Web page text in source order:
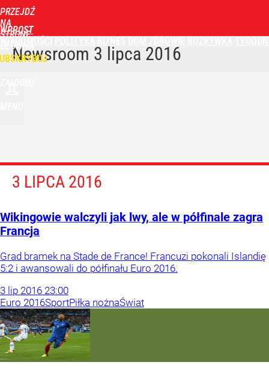
PRZEJDŹ
NA
STRONĘ
GŁÓWNĄ
WPROST
Newsroom 3 lipca 2016
3 LIPCA 2016
Wikingowie walczyli jak lwy, ale w półfinale zagra
Francja
Grad bramek na Stade de France! Francuzi pokonali Islandię
5:2 i awansowali do półfinału Euro 2016.
3 lip 2016 23:00
Euro 2016SportPiłka nożnaŚwiat